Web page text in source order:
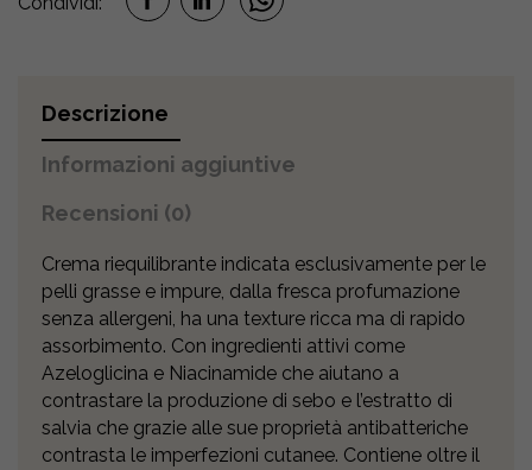
Descrizione
Informazioni aggiuntive
Recensioni (0)
Crema riequilibrante indicata esclusivamente per le
pelli grasse e impure, dalla fresca profumazione
senza allergeni, ha una texture ricca ma di rapido
assorbimento. Con ingredienti attivi come
Azeloglicina e Niacinamide che aiutano a
contrastare la produzione di sebo e l’estratto di
salvia che grazie alle sue proprietà antibatteriche
contrasta le imperfezioni cutanee. Contiene oltre il